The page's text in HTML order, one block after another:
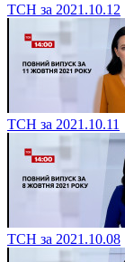
ТСН за 2021.10.12
ТСН за 2021.10.11
ТСН за 2021.10.08